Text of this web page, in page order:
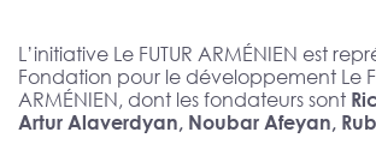
L’initiative Le FUTUR ARMÉNIEN est
Fondation pour le développement Le
ARMÉNIEN, dont les fondateurs sont
Artur Alaverdyan, Noubar Afeyan,